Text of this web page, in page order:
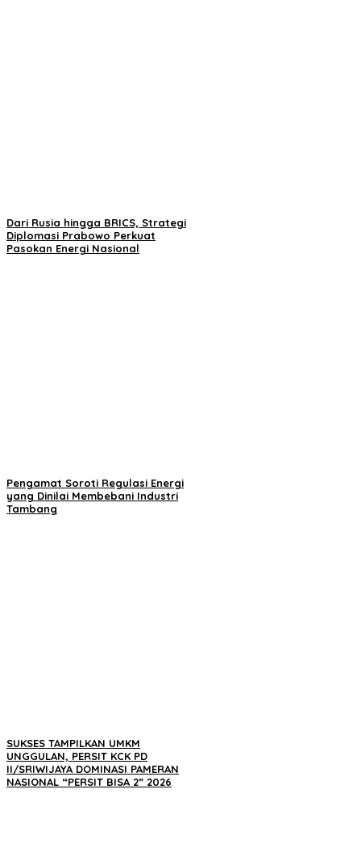
Dari Rusia hingga BRICS, Strategi
Diplomasi Prabowo Perkuat
Pasokan Energi Nasional
Pengamat Soroti Regulasi Energi
yang Dinilai Membebani Industri
Tambang
SUKSES TAMPILKAN UMKM
UNGGULAN, PERSIT KCK PD
II/SRIWIJAYA DOMINASI PAMERAN
NASIONAL “PERSIT BISA 2” 2026